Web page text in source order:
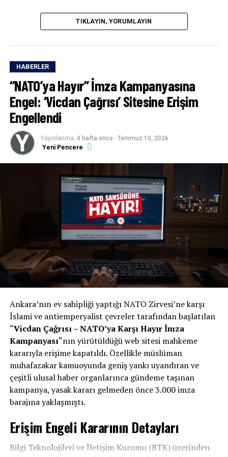
TIKLAYIN, YORUMLAYIN
HABERLER
“NATO’ya Hayır” İmza Kampanyasına
Engel: ‘Vicdan Çağrısı’ Sitesine Erişim
Engellendi
Yayınlanma: 4 hafta önce - Temmuz 10, 2026
Yeni Pencere
Ankara’nın ev sahipliği yaptığı NATO Zirvesi’ne karşı
İslami ve antiemperyalist çevreler tarafından başlatılan
“Vicdan Çağrısı – NATO’ya Karşı Hayır İmza
Kampanyası“nın yürütüldüğü web sitesi mahkeme
kararıyla erişime kapatıldı. Özellikle müslüman
muhafazakar kamuoyunda geniş yankı uyandıran ve
çeşitli ulusal haber organlarınca gündeme taşınan
kampanya, yasak kararı gelmeden önce 3.000 imza
barajına yaklaşmıştı.
Erişim Engeli Kararının Detayları
Bilgi Teknolojileri ve İletişim Kurumu (BTK) üzerinden